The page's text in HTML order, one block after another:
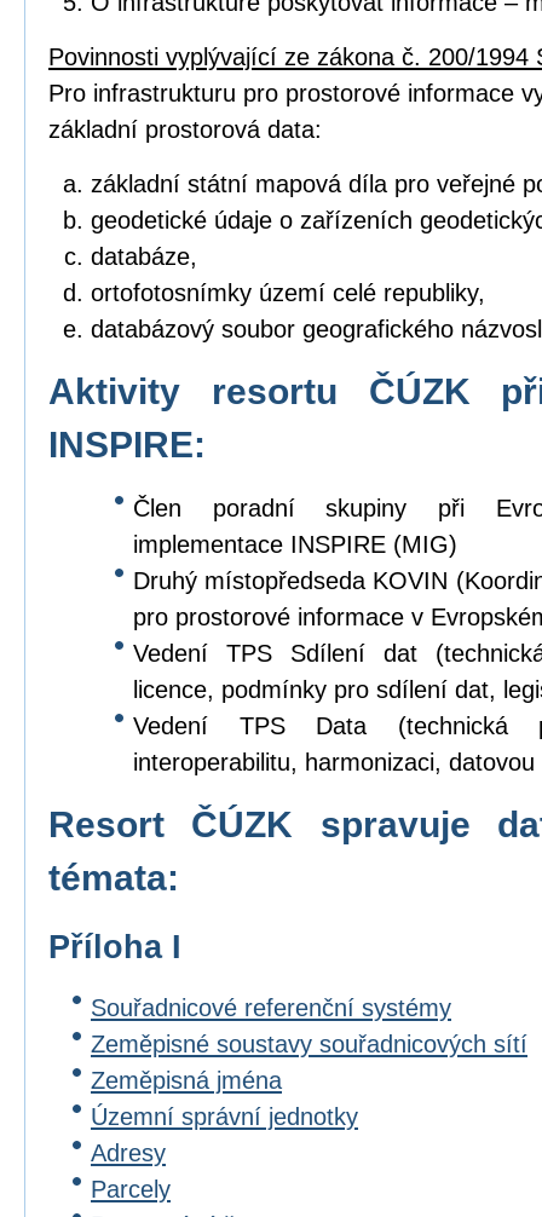
Povinnosti vyplývající ze zákona č. 200/1994
Pro infrastrukturu pro prostorové informace
základní prostorová data:
základní státní mapová díla pro veřejné
geodetické údaje o zařízeních
databáze,
ortofotosnímky území celé republiky,
databázový soubor geografického
Aktivity resortu ČÚZK
INSPIRE:
Člen poradní skupiny při
implementace INSPIRE (MIG)
Druhý místopředseda KOVIN
pro prostorové informace v
Vedení TPS Sdílení dat
licence, podmínky pro sdílení dat,
Vedení TPS Data (technická
interoperabilitu, harmonizaci,
Resort ČÚZK spravuje
témata:
Příloha I
Souřadnicové referenční systémy
Zeměpisné soustavy souřadnicových sítí
Zeměpisná jména
Územní správní jednotky
Adresy
Parcely